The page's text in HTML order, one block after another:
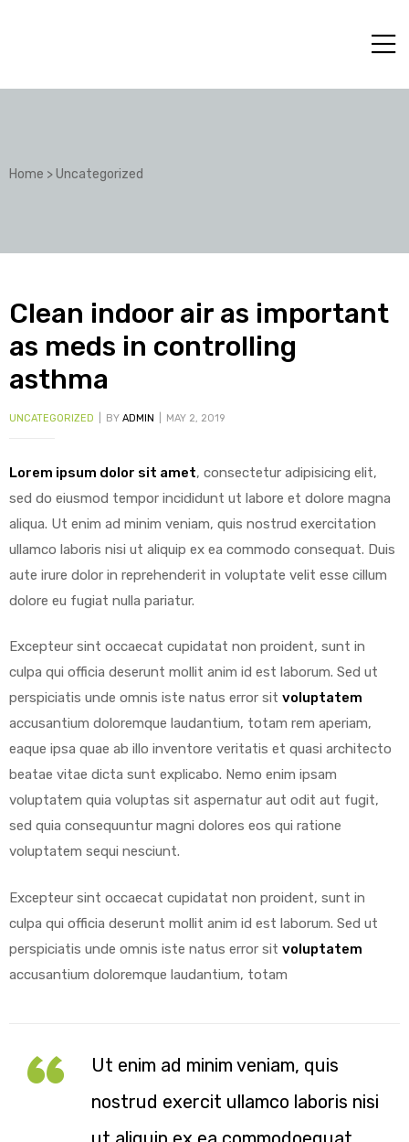
Home >Uncategorized
Clean indoor air as important
as meds in controlling
asthma
UNCATEGORIZED BY ADMIN MAY 2, 2019
Lorem ipsum dolor sit amet, consectetur adipisicing elit,
sed do eiusmod tempor incididunt ut labore et dolore magna
aliqua. Ut enim ad minim veniam, quis nostrud exercitation
ullamco laboris nisi ut aliquip ex ea commodo consequat. Duis
aute irure dolor in reprehenderit in voluptate velit esse cillum
dolore eu fugiat nulla pariatur.
Excepteur sint occaecat cupidatat non proident, sunt in
culpa qui officia deserunt mollit anim id est laborum. Sed ut
perspiciatis unde omnis iste natus error sit voluptatem
accusantium doloremque laudantium, totam rem aperiam,
eaque ipsa quae ab illo inventore veritatis et quasi architecto
beatae vitae dicta sunt explicabo. Nemo enim ipsam
voluptatem quia voluptas sit aspernatur aut odit aut fugit,
sed quia consequuntur magni dolores eos qui ratione
voluptatem sequi nesciunt.
Excepteur sint occaecat cupidatat non proident, sunt in
culpa qui officia deserunt mollit anim id est laborum. Sed ut
perspiciatis unde omnis iste natus error sit voluptatem
accusantium doloremque laudantium, totam
Ut enim ad minim veniam, quis
nostrud exercit ullamco laboris nisi